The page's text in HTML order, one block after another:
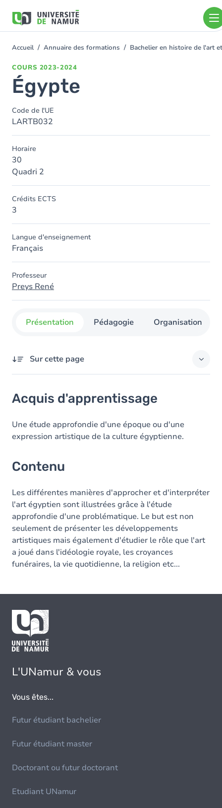
contenu
You
here
Accueil Annuaire des formations Bachelier en histoire de l'art
COURS 2023-2024
Égypte
Code de l'UE
LARTB032
Horaire
30
Quadri 2
Crédits ECTS
3
Langue d'enseignement
Français
Professeur
Preys René
Présentation Pédagogie Organisation
Sur cette page
Contenu
Acquis d'apprentissage
Une étude approfondie d'une époque ou d'une
expression artistique de la culture égyptienne.
Contenu
Les différentes manières d'approcher et d'interpréter
l'art égyptien sont illustrées grâce à l'étude
approfondie d'une problématique. Le but est non
seulement de présenter les développements
artistiques mais également d'étudier le rôle que l'art
a joué dans l'idéologie royale, les croyances
funéraires, la vie quotidienne, la religion etc...
L'UNamur & vous
Vous êtes...
Futur étudiant bachelier
Futur étudiant master
Doctorant ou futur doctorant
Etudiant UNamur